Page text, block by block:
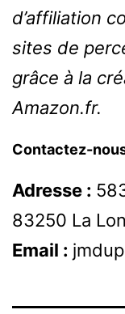
d’affiliation
sites de
grâce à la
Amazon.fr.
Contactez-
Adresse :
83250 La
Email :